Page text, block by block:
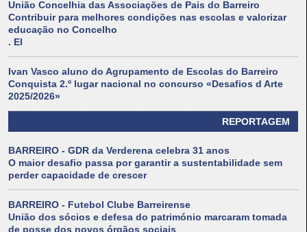
União Concelhia das Associações de Pais do Barreiro
Contribuir para melhores condições nas escolas e valorizar
educação no Concelho
. El
Ivan Vasco aluno do Agrupamento de Escolas do Barreiro
Conquista 2.º lugar nacional no concurso «Desafios d Arte
2025/2026»
REPORTAGEM
BARREIRO - GDR da Verderena celebra 31 anos
O maior desafio passa por garantir a sustentabilidade sem
perder capacidade de crescer
BARREIRO - Futebol Clube Barreirense
União dos sócios e defesa do património marcaram tomada
de posse dos novos órgãos sociais